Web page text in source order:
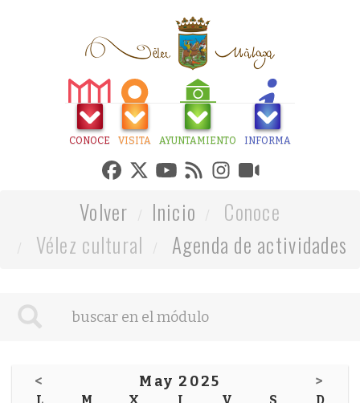
CONOCE VISITA AYUNTAMIENTO INFORMA
Volver Inicio
Conoce
Vélez cultural
Agenda de actividades
< May 2025 >